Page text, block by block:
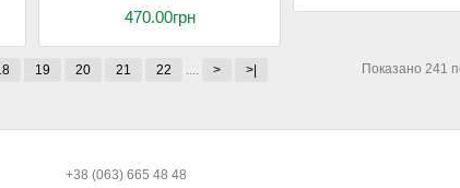
470.00грн
19 20 21 22 .... > >| Показано 241
+38 (063) 665 48 48